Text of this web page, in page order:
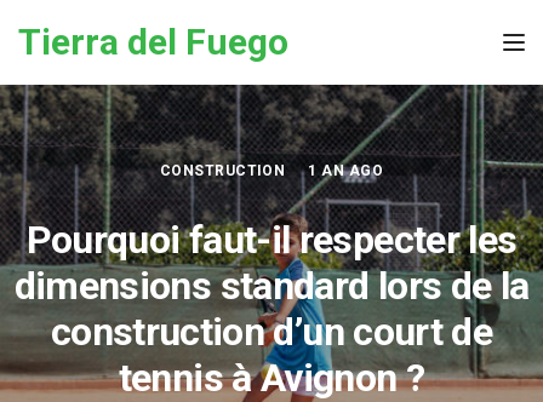
Tierra del Fuego
CONSTRUCTION 1 AN AGO
Pourquoi faut-il respecter les
dimensions standard lors de la
construction d’un court de
tennis à Avignon ?